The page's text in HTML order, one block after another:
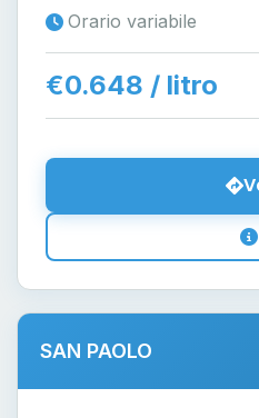
Orario variabile
€0.648 / litro
SAN PAOLO